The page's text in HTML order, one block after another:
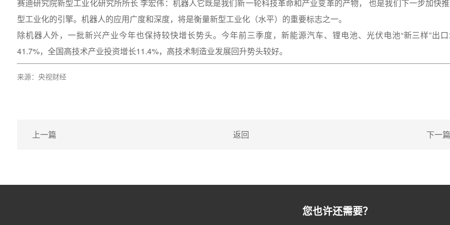
赛迪研究院新型工业化研究所所长 李宏伟：机器人它既是我们新一轮科技革命和产业变革的产物， 也是我们下一步加快
型工业化的引擎。机器人的应用广度和深度，将是衡量新型工业化（水平）的重要标志之一。
除机器人外，一批新兴产业今年也保持较快增长势头。今年前三季度，新能源汽车、锂电池、光伏电池“新三样”出
41.7%，全国高技术产业投资增长11.4%，高技术制造业发展回升势头较好。
来源：央视财经
上一篇 返回 下一篇
您也许还需要？